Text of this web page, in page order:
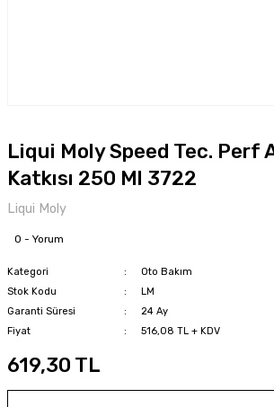
Liqui Moly Speed Tec. Perf
Katkısı 250 Ml 3722
Liqui Moly
0 - Yorum
Kategori
Oto Bakım
Stok Kodu
LM
Garanti Süresi
24 Ay
Fiyat
516,08 TL + KDV
619,30 TL